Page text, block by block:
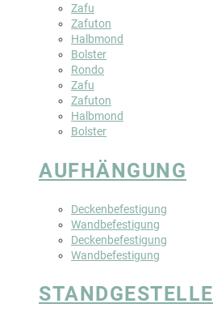
Zafu
Zafuton
Halbmond
Bolster
Rondo
Zafu
Zafuton
Halbmond
Bolster
AUFHÄNGUNG
Deckenbefestigung
Wandbefestigung
Deckenbefestigung
Wandbefestigung
STANDGESTELLE